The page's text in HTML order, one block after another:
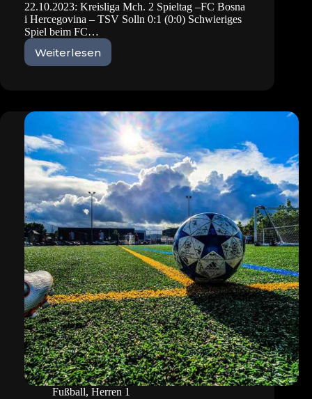
22.10.2023: Kreisliga Mch. 2 Spieltag –FC Bosna
i Hercegovina – TSV Solln 0:1 (0:0) Schwieriges
Spiel beim FC…
Weiterlesen
Schwieriges
Fußball, Herren 1